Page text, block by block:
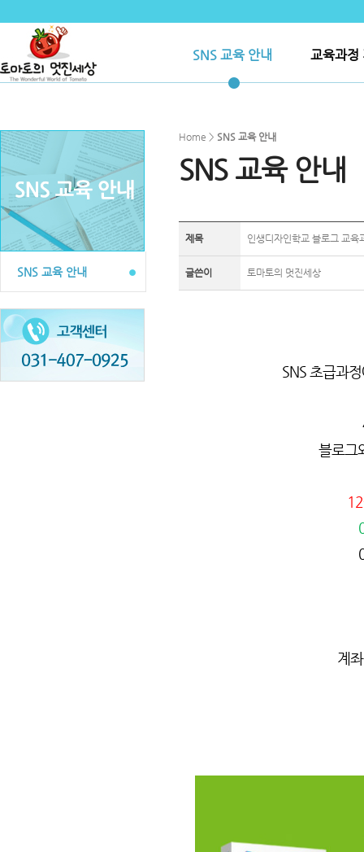
SNS 교육 안내 교육과정
SNS 교육 안내
Home > SNS 교육 안내
SNS 교육 안내
제목 인생디자인학교 블로그 교육
글쓴이 토마토의 멋진세상
SNS 초급과
블로그
계